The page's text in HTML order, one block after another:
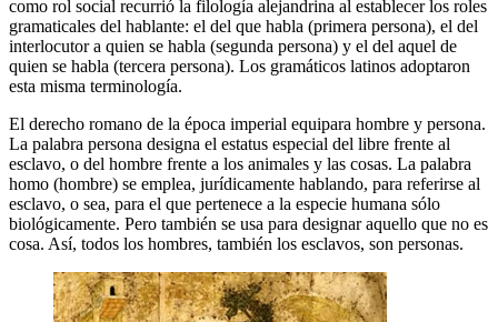
como rol social recurrió la filología alejandrina al establecer los roles
gramaticales del hablante: el del que habla (primera persona), el del
interlocutor a quien se habla (segunda persona) y el del aquel de
quien se habla (tercera persona). Los gramáticos latinos adoptaron
esta misma terminología.
El derecho romano de la época imperial equipara hombre y persona.
La palabra persona designa el estatus especial del libre frente al
esclavo, o del hombre frente a los animales y las cosas. La palabra
homo (hombre) se emplea, jurídicamente hablando, para referirse al
esclavo, o sea, para el que pertenece a la especie humana sólo
biológicamente. Pero también se usa para designar aquello que no es
cosa. Así, todos los hombres, también los esclavos, son personas.